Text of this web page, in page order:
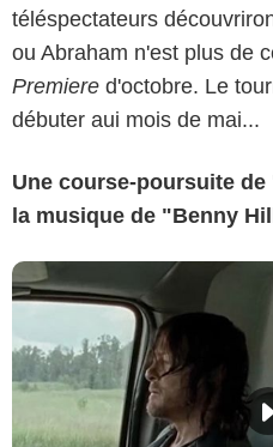
téléspectateurs
ou Abraham n'est plus de
Premiere d'octobre. Le
débuter aui mois de mai...
Une course-poursuite
la musique de "Benny